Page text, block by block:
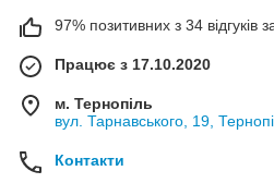
97% позитивних з 34 відгуків
Працює з 17.10.2020
м. Тернопіль
вул. Тарнавського, 19,
Контакти